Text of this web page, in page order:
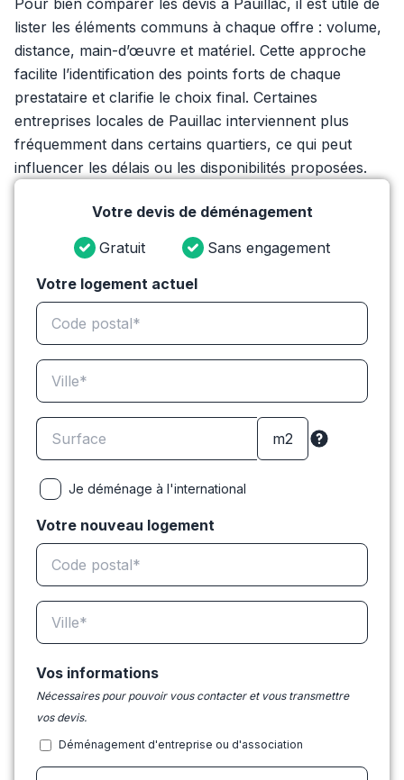
Pour bien comparer les devis à Pauillac, il est utile de
lister les éléments communs à chaque offre : volume,
distance, main-d’œuvre et matériel. Cette approche
facilite l’identification des points forts de chaque
prestataire et clarifie le choix final. Certaines
entreprises locales de Pauillac interviennent plus
fréquemment dans certains quartiers, ce qui peut
influencer les délais ou les disponibilités proposées.
Votre devis de déménagement
Gratuit
Sans engagement
Votre logement actuel
Je déménage à l'international
Votre nouveau logement
Vos informations
Nécessaires pour pouvoir vous contacter et vous transmettre
vos devis.
Déménagement d'entreprise ou d'association